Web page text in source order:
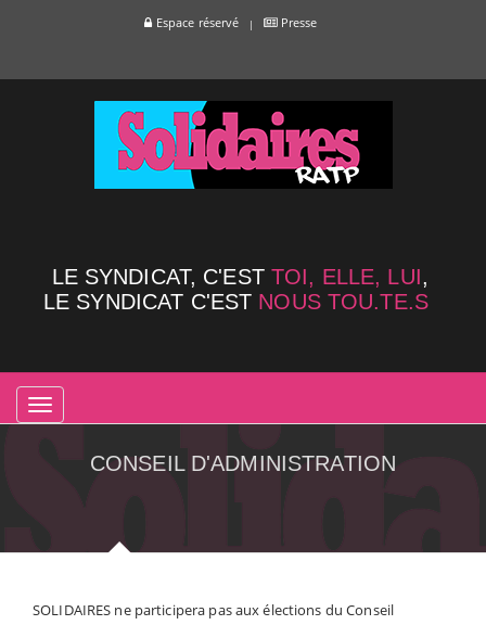
Espace réservé Presse
LE SYNDICAT, C'ESTTOI, ELLE, LUI,
LE SYNDICAT C'EST NOUS TOU.TE.S
TOGGLE
CONSEIL D'ADMINISTRATION
SOLIDAIRES ne participera pas aux élections du Conseil